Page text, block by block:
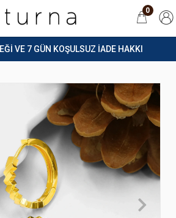
VE 7 GÜN KOŞULSUZ İADE HAKKI
0